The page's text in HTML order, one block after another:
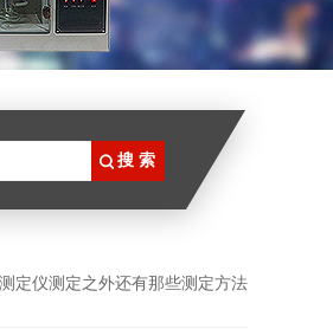
定仪测定之外还有那些测定方法